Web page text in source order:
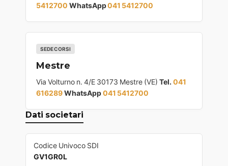
5412700 WhatsApp041 5412700
SEDE CORSI
Mestre
Via Volturno n. 4/E 30173 Mestre (VE) Tel. 041
616289WhatsApp041 5412700
Dati societari
Codice Univoco SDI
GV1GR0L